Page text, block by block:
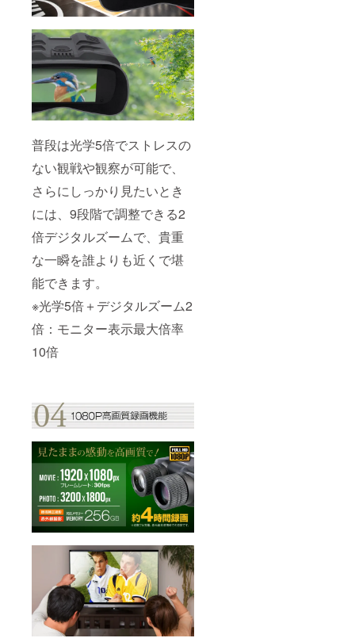
普段は光学5倍でストレスの
ない観戦や観察が可能で、
さらにしっかり見たいとき
には、9段階で調整できる2
倍デジタルズームで、貴重
な一瞬を誰よりも近くで堪
能できます。
※光学5倍＋デジタルズーム2
倍：モニター表示最大倍率
10倍